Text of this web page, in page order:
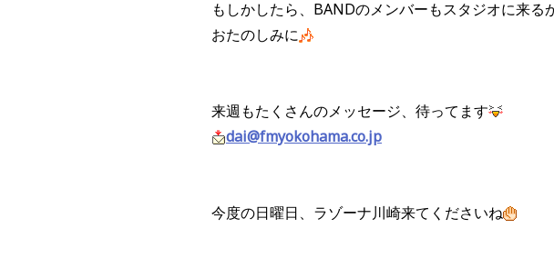
もしかしたら、BANDのメンバーもスタジオに来る
おたのしみに
来週もたくさんのメッセージ、待ってます
dai@fmyokohama.co.jp
今度の日曜日、ラゾーナ川崎来てくださいね